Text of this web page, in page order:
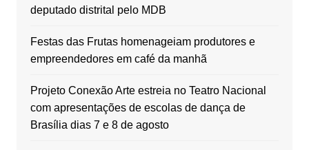
deputado distrital pelo MDB
Festas das Frutas homenageiam produtores e
empreendedores em café da manhã
Projeto Conexão Arte estreia no Teatro Nacional
com apresentações de escolas de dança de
Brasília dias 7 e 8 de agosto